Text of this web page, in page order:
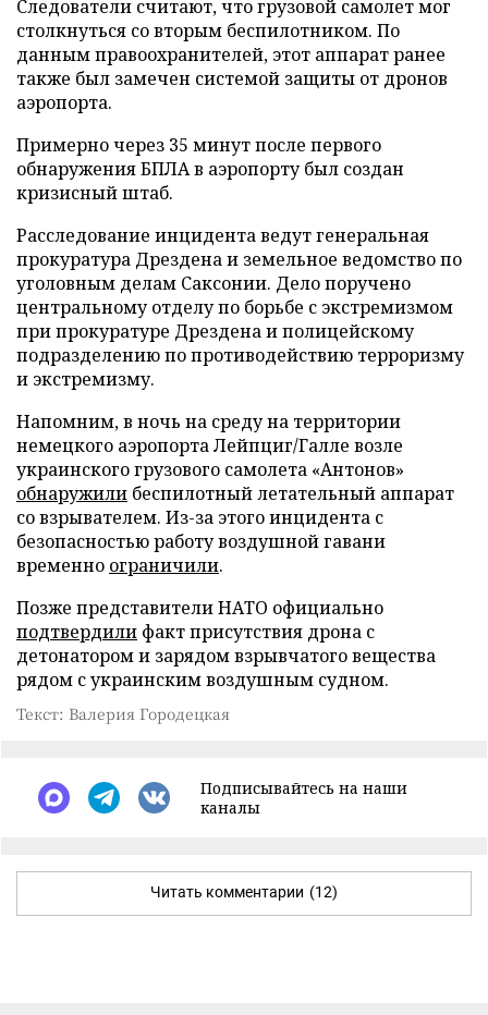
Следователи считают, что грузовой самолет мог
столкнуться со вторым беспилотником. По
данным правоохранителей, этот аппарат ранее
также был замечен системой защиты от дронов
аэропорта.
Примерно через 35 минут после первого
обнаружения БПЛА в аэропорту был создан
кризисный штаб.
Расследование инцидента ведут генеральная
прокуратура Дрездена и земельное ведомство по
уголовным делам Саксонии. Дело поручено
центральному отделу по борьбе с экстремизмом
при прокуратуре Дрездена и полицейскому
подразделению по противодействию терроризму
и экстремизму.
Напомним, в ночь на среду на территории
немецкого аэропорта Лейпциг/Галле возле
украинского грузового самолета «Антонов»
обнаружили беспилотный летательный аппарат
со взрывателем. Из-за этого инцидента с
безопасностью работу воздушной гавани
временно ограничили.
Позже представители НАТО официально
подтвердили факт присутствия дрона с
детонатором и зарядом взрывчатого вещества
рядом с украинским воздушным судном.
Текст: Валерия Городецкая
Подписывайтесь на наши
каналы
Читать комментарии (12)